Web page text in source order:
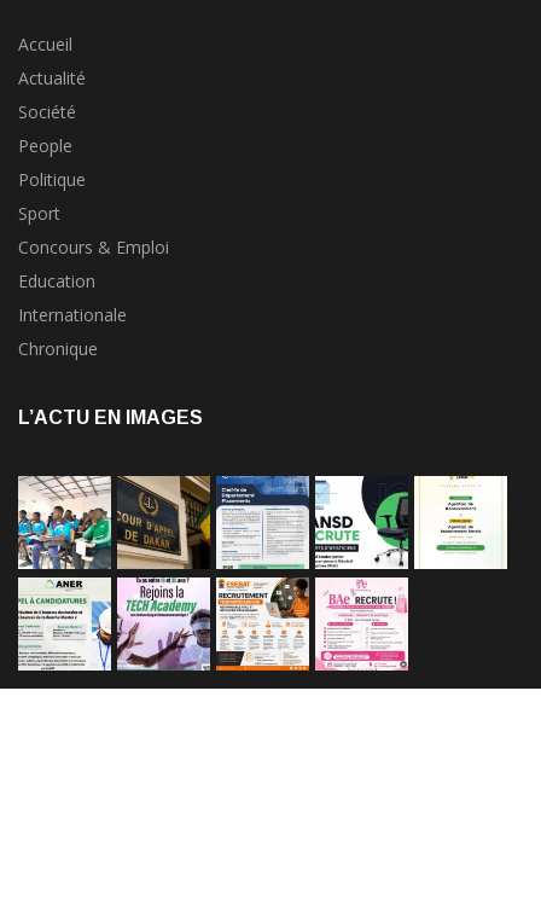
Accueil
Actualité
Société
People
Politique
Sport
Concours & Emploi
Education
Internationale
Chronique
L’ACTU EN IMAGES